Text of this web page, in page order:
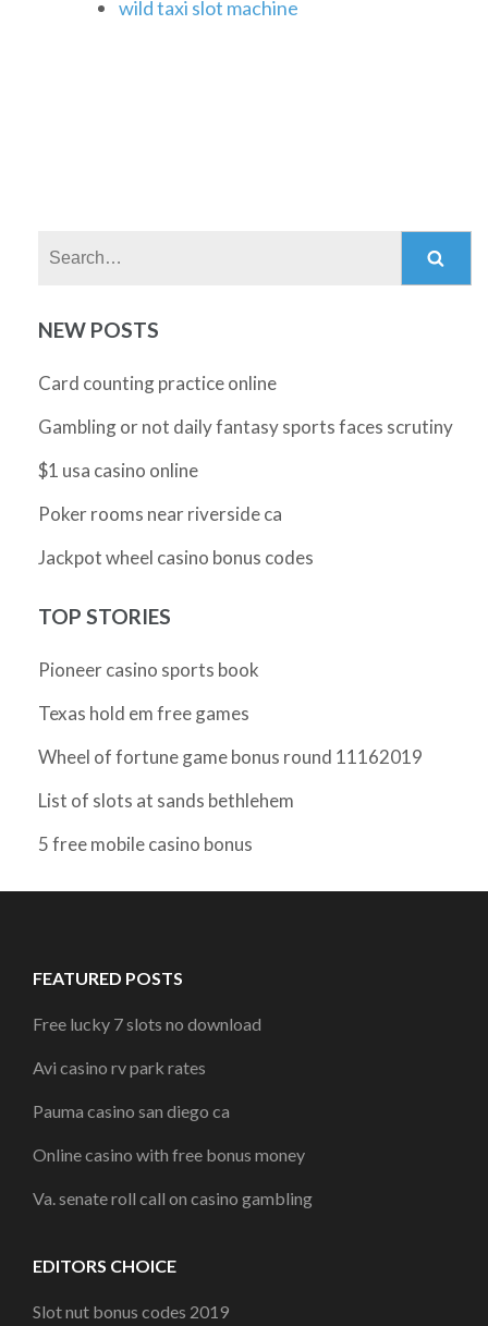
wild taxi slot machine
NEW POSTS
Card counting practice online
Gambling or not daily fantasy sports faces scrutiny
$1 usa casino online
Poker rooms near riverside ca
Jackpot wheel casino bonus codes
TOP STORIES
Pioneer casino sports book
Texas hold em free games
Wheel of fortune game bonus round 11162019
List of slots at sands bethlehem
5 free mobile casino bonus
FEATURED POSTS
Free lucky 7 slots no download
Avi casino rv park rates
Pauma casino san diego ca
Online casino with free bonus money
Va. senate roll call on casino gambling
EDITORS CHOICE
Slot nut bonus codes 2019